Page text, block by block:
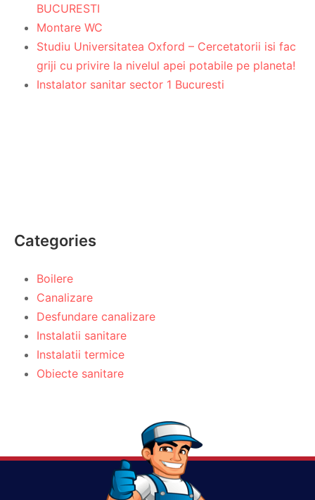
BUCURESTI
Montare WC
Studiu Universitatea Oxford – Cercetatorii isi fac
griji cu privire la nivelul apei potabile pe planeta!
Instalator sanitar sector 1 Bucuresti
Categories
Boilere
Canalizare
Desfundare canalizare
Instalatii sanitare
Instalatii termice
Obiecte sanitare